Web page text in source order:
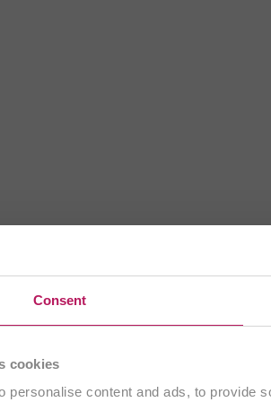
Consent
cookies
personalise content and ads, to provide